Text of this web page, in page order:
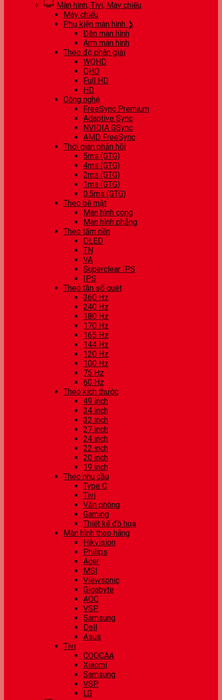
Màn hình, Tivi, Máy chiếu
Máy chiếu
Phụ kiện màn hình ❯
Đèn màn hình
Arm màn hình
Theo độ phân giải
WQHD
QHD
Full HD
HD
Công nghệ
FreeSync Premium
Adaptive Sync
NVIDIA GSync
AMD FreeSync
Thời gian phản hồi
5ms (GTG)
4ms (GTG)
2ms (GTG)
1ms (GTG)
0.5ms (GTG)
Theo bề mặt
Màn hình cong
Màn hình phẳng
Theo tấm nền
OLED
TN
VA
Superclear IPS
IPS
Theo tần số quét
360 Hz
240 Hz
180 Hz
170 Hz
165 Hz
144 Hz
120 Hz
100 Hz
75 Hz
60 Hz
Theo kích thước
49 inch
34 inch
32 inch
27 inch
24 inch
22 inch
20 inch
19 inch
Theo nhu cầu
Type C
Tivi
Văn phòng
Gaming
Thiết kế đồ hoạ
Màn hình theo hãng
Hikvision
Philips
Acer
MSI
Viewsonic
Gigabyte
AOC
VSP
Samsung
Dell
Asus
Tivi
COOCAA
Xiaomi
Samsung
VSP
LG